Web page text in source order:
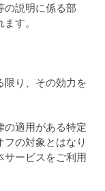
の説明に係る部
す。
限り、その効力を
の適用がある特定
の対象とはなり
サービスをご利用